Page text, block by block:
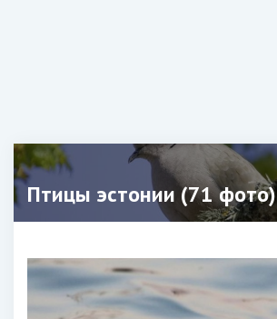
Птицы эстонии (71 фото)